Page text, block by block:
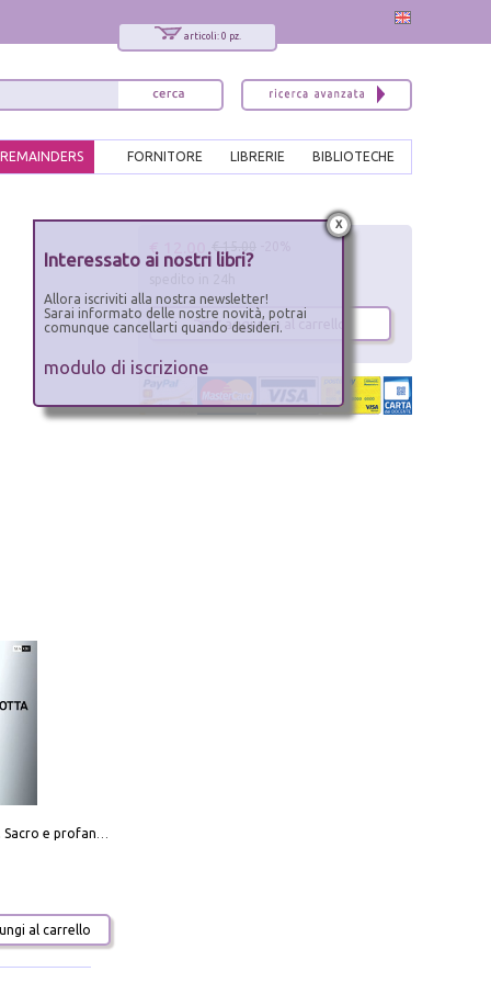
articoli: 0 pz.
BIBLIOTECHE
LIBRERIE
FORNITORE
REMAINDERS
Mario Botta. Sacro e profano-Sacred and profane
al carrello
€ 12.00
aggiungi al carrello
x
Interessato ai nostri libri?
Allora iscriviti alla nostra newsletter!
Sarai informato delle nostre novità, potrai
comunque cancellarti quando desideri.
modulo di iscrizione